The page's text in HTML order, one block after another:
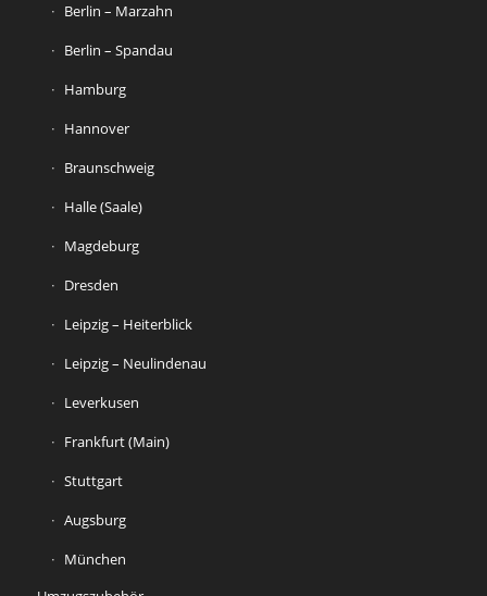
Berlin – Marzahn
Berlin – Spandau
Hamburg
Hannover
Braunschweig
Halle (Saale)
Magdeburg
Dresden
Leipzig – Heiterblick
Leipzig – Neulindenau
Leverkusen
Frankfurt (Main)
Stuttgart
Augsburg
München